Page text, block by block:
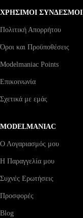
ΧΡΗΣΙΜΟΙ ΣΥΝΔΕΣΜΟΙ
Πολιτική Απορρήτου
Όροι και Προϋποθέσεις
Modelmaniac Points
Επικοινωνία
Σχετικά με εμάς
MODELMANIAC
Ο Λογαριασμός μου
Η Παραγγελία μου
Συχνές Ερωτήσεις
Προσφορές
Blog